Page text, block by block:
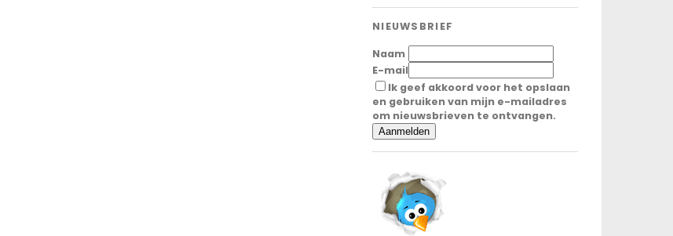
NIEUWSBRIEF
Naam
E-mail
Ik geef akkoord voor het opslaan
en gebruiken van mijn e-mailadres
om nieuwsbrieven te ontvangen.